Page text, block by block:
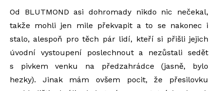
Od BLUTMOND asi dohromady nikdo nic nečekal,
takže mohli jen mile překvapit a to se nakonec i
stalo, alespoň pro těch pár lidí, kteří si přišli jejich
úvodní vystoupení poslechnout a nezůstali sedět
s pivkem venku na předzahrádce (jasně, bylo
hezky). Jinak mám ovšem pocit, že přesilovku